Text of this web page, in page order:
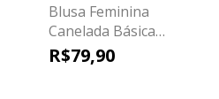
Blusa Feminina
Canelada Básica
Marialícia Preto
R$79,90